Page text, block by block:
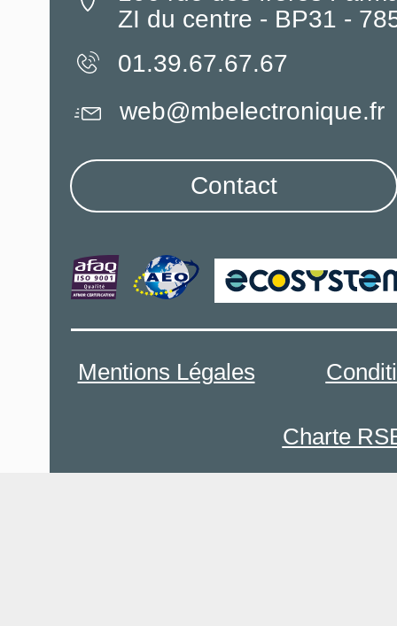
ZI du centre - BP31 -
01.39.67.67.67
Mentions Légales
Charte
web@mbelectronique.fr
Contact